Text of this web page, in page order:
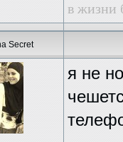
в жизни
Secret
я не